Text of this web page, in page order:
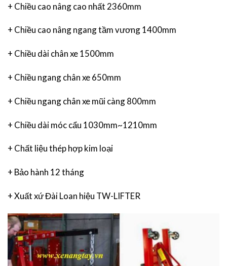
+ Chiều cao nâng cao nhất 2360mm
+ Chiều cao nâng ngang tầm vương 1400mm
+ Chiều dài chân xe 1500mm
+ Chiều ngang chân xe 650mm
+ Chiều ngang chân xe mũi càng 800mm
+ Chiều dài móc cẩu 1030mm~1210mm
+ Chất liệu thép hợp kim loại
+ Bảo hành 12 tháng
+ Xuất xứ Đài Loan hiệu TW-LIFTER